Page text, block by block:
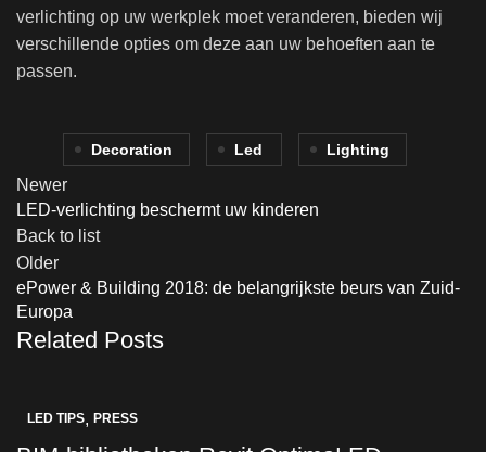
verlichting op uw werkplek moet veranderen, bieden wij
verschillende opties om deze aan uw behoeften aan te
passen.
Decoration Led Lighting
Newer
LED-verlichting beschermt uw kinderen
Back to list
Older
ePower & Building 2018: de belangrijkste beurs van Zuid-
Europa
Related Posts
LED TIPS, PRESS